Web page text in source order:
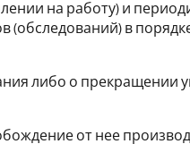
на работу) и
(обследований) в
либо о прекращении
от нее